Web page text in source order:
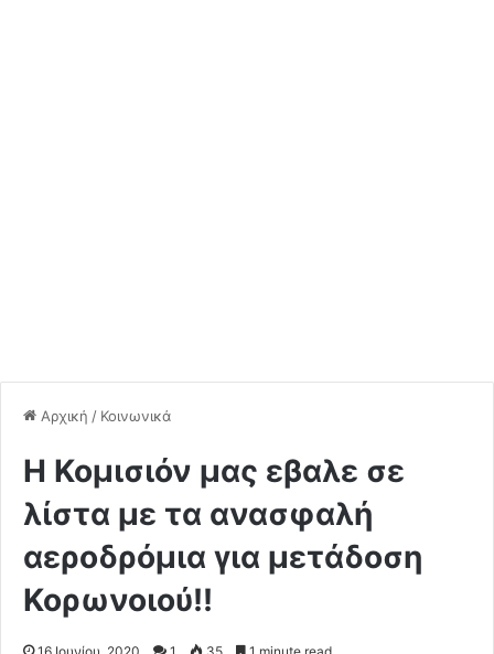
Αρχική / Κοινωνικά
Η Κομισιόν μας εβαλε σε
λίστα με τα ανασφαλή
αεροδρόμια για μετάδοση
Κορωνοιού!!